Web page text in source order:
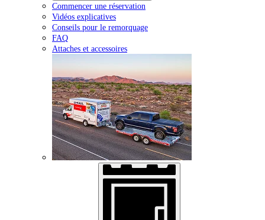
Commencer une réservation
Vidéos explicatives
Conseils pour le remorquage
FAQ
Attaches et accessoires